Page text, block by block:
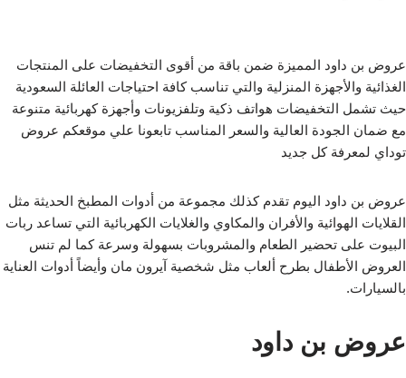
عروض بن داود المميزة ضمن باقة من أقوى التخفيضات على المنتجات
الغذائية والأجهزة المنزلية والتي تناسب كافة احتياجات العائلة السعودية
حيث تشمل التخفيضات هواتف ذكية وتلفزيونات وأجهزة كهربائية متنوعة
مع ضمان الجودة العالية والسعر المناسب تابعونا علي موقعكم عروض
توداي لمعرفة كل جديد
عروض بن داود اليوم تقدم كذلك مجموعة من أدوات المطبخ الحديثة مثل
القلايات الهوائية والأفران والمكاوي والغلايات الكهربائية التي تساعد ربات
البيوت على تحضير الطعام والمشروبات بسهولة وسرعة كما لم تنس
العروض الأطفال بطرح ألعاب مثل شخصية آيرون مان وأيضاً أدوات العناية
بالسيارات.
عروض بن داود